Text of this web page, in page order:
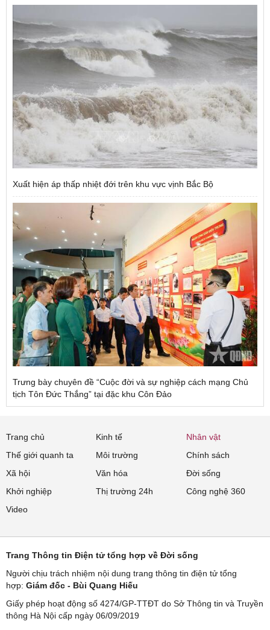
Xuất hiện áp thấp nhiệt đới trên khu vực vịnh Bắc Bộ
Trưng bày chuyên đề “Cuộc đời và sự nghiệp cách mạng Chủ
tịch Tôn Đức Thắng” tại đặc khu Côn Đảo
Trang chủ Kinh tế
Nhân vật
Thế giới quanh ta
Môi trường
Chính sách
Xã hội
Văn hóa
Đời sống
Khởi nghiệp
Thị trường 24h
Công nghệ 360
Video
Trang Thông tin Điện tử tổng hợp về Đời sống
Người chịu trách nhiệm nội dung trang thông tin điện tử tổng
hợp: Giám đốc - Bùi Quang Hiếu
Giấy phép hoạt động số 4274/GP-TTĐT do Sở Thông tin và Truyền
thông Hà Nội cấp ngày 06/09/2019